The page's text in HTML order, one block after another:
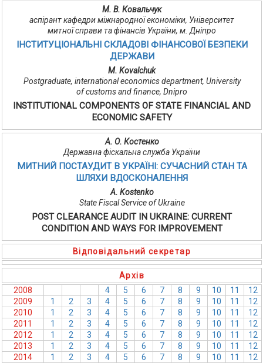
М. В. Ковальчук
аспірант кафедри міжнародної економіки, Університет
митної справи та фінансів України, м. Дніпро
ІНСТИТУЦІОНАЛЬНІ СКЛАДОВІ ФІНАНСОВОЇ БЕЗПЕКИ
ДЕРЖАВИ
M. Kovalchuk
Postgraduate, international economics department, University
of customs and finance, Dnipro
INSTITUTIONAL COMPONENTS OF STATE FINANCIAL AND
ECONOMIC SAFETY
А. О. Костенко
Державна фіскальна служба України
МИТНИЙ ПОСТАУДИТ В УКРАЇНІ: СУЧАСНИЙ СТАН ТА
ШЛЯХИ ВДОСКОНАЛЕННЯ
А. Kostenko
State Fiscal Service of Ukraine
POST CLEARANCE AUDIT IN UKRAINE: CURRENT
CONDITION AND WAYS FOR IMPROVEMENT
Відповідальний секретар
Архів
2008
4 5 6 7 8 9 10 11
12
2009
1 2 3 4 5 6 7 8 9 10 11
12
2010
1 2 3 4 5 6 7 8 9 10 11
12
2011
1 2 3 4 5 6 7 8 9 10 11
12
2012
1 2 3 4 5 6 7 8 9 10 11
12
2013
1 2 3 4 5 6 7 8 9 10 11
12
2014
1 2 3 4 5 6 7 8 9 10 11
12